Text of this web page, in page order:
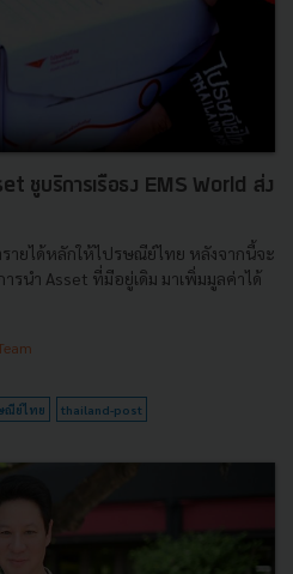
ชูบริการเรือธง EMS World ส่ง
รายได้หลักให้ไปรษณีย์ไทย หลังจากนี้จะ
รนำ Asset ที่มีอยู่เดิม มาเพิ่มมูลค่าได้
ณีย์ไทย thailand-post